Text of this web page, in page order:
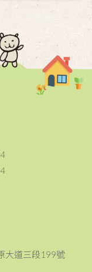
大道三段199號